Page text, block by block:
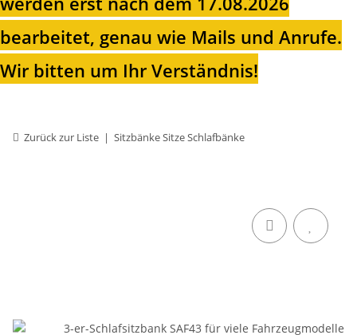
bearbeitet, genau wie Mails und Anrufe.
Wir bitten um Ihr Verständnis!
Zurück zur Liste Sitzbänke Sitze Schlafbänke